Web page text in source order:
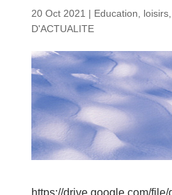
20 Oct 2021 | Education,
D'ACTUALITE
https://drive.google.com/